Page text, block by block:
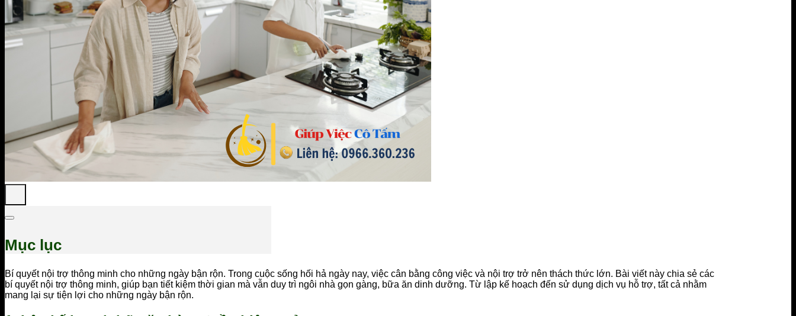
Mục lục
Bí quyết nội trợ thông minh cho những ngày bận rộn. Trong cuộc sống hối hả ngày nay, việc cân bằng công việc và nội trợ trở nên thách thức lớn. Bài viết này chia sẻ các
bí quyết nội trợ thông minh, giúp bạn tiết kiệm thời gian mà vẫn duy trì ngôi nhà gọn gàng, bữa ăn dinh dưỡng. Từ lập kế hoạch đến sử dụng dịch vụ hỗ trợ, tất cả nhằm
mang lại sự tiện lợi cho những ngày bận rộn.